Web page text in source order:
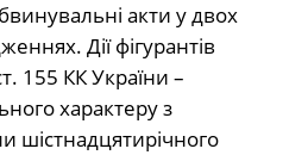
акти у двох
Дії фігурантів
155 КК України –
характеру з
шістнадцятирічного